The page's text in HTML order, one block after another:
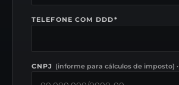
TELEFONE COM DDD*
CNPJ (informe para cálculos de imposto) ·